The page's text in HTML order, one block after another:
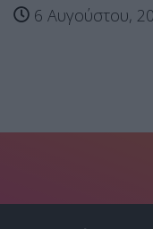
6 Αυγούστου,